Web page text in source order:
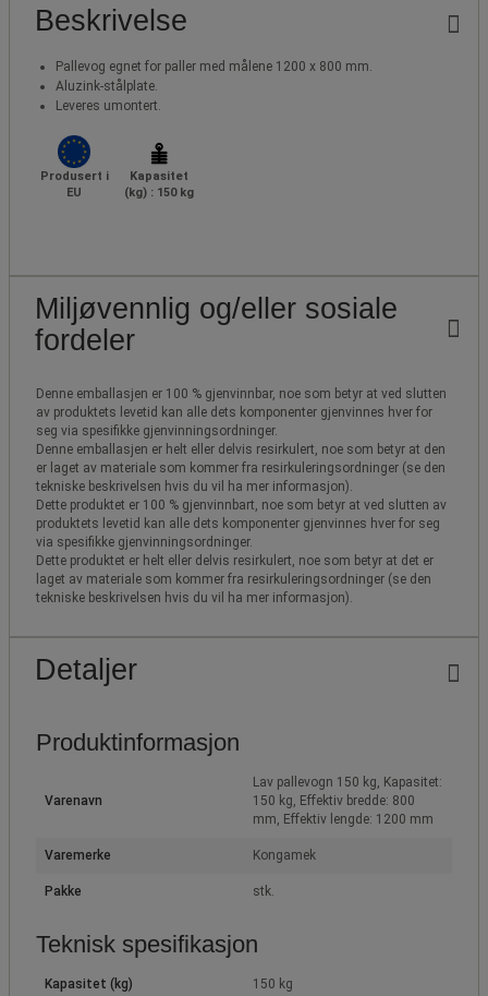
Beskrivelse
Pallevog egnet for paller med målene 1200 x 800 mm.
Aluzink-stålplate.
Leveres umontert.
Produsert i
EU
Kapasitet
(kg) : 150 kg
Miljøvennlig og/eller sosiale
fordeler
Denne emballasjen er 100 % gjenvinnbar, noe som betyr at ved slutten
av produktets levetid kan alle dets komponenter gjenvinnes hver for
seg via spesifikke gjenvinningsordninger.
Denne emballasjen er helt eller delvis resirkulert, noe som betyr at den
er laget av materiale som kommer fra resirkuleringsordninger (se den
tekniske beskrivelsen hvis du vil ha mer informasjon).
Dette produktet er 100 % gjenvinnbart, noe som betyr at ved slutten av
produktets levetid kan alle dets komponenter gjenvinnes hver for seg
via spesifikke gjenvinningsordninger.
Dette produktet er helt eller delvis resirkulert, noe som betyr at det er
laget av materiale som kommer fra resirkuleringsordninger (se den
tekniske beskrivelsen hvis du vil ha mer informasjon).
Detaljer
Produktinformasjon
Varenavn
Lav pallevogn 150 kg, Kapasitet:
150 kg, Effektiv bredde: 800
mm, Effektiv lengde: 1200 mm
Varemerke Kongamek
Pakke stk.
Teknisk spesifikasjon
Kapasitet (kg) 150 kg